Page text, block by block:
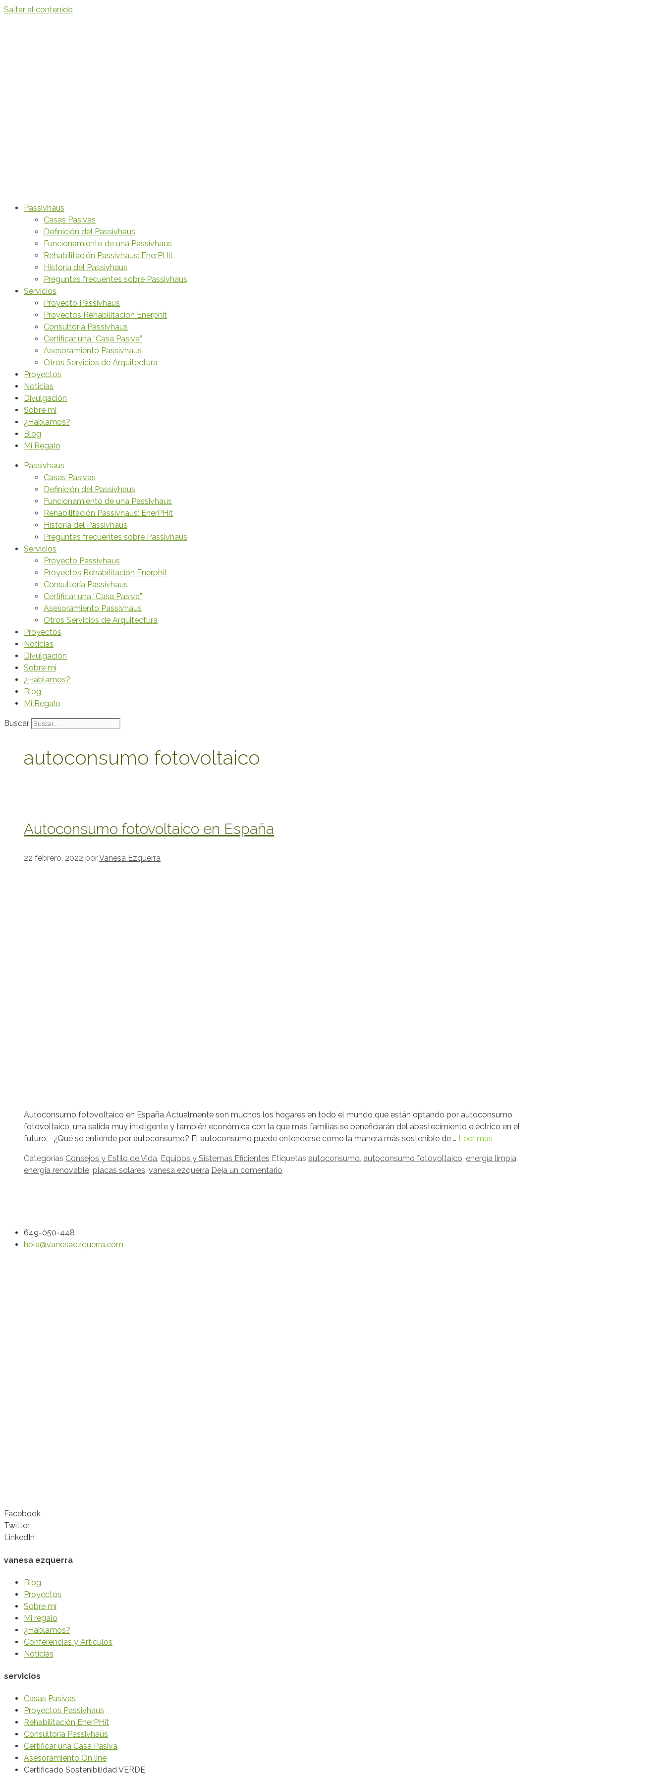
Saltar al contenido
Passivhaus
Casas Pasivas
Definición del Passivhaus
Funcionamiento de una Passivhaus
Rehabilitación Passivhaus: EnerPHit
Historia del Passivhaus
Preguntas frecuentes sobre Passivhaus
Servicios
Proyecto Passivhaus
Proyectos Rehabilitación Enerphit
Consultoría Passivhaus
Certificar una “Casa Pasiva”
Asesoramiento Passivhaus
Otros Servicios de Arquitectura
Proyectos
Noticias
Divulgación
Sobre mi
¿Hablamos?
Blog
Mi Regalo
Passivhaus
Casas Pasivas
Definición del Passivhaus
Funcionamiento de una Passivhaus
Rehabilitación Passivhaus: EnerPHit
Historia del Passivhaus
Preguntas frecuentes sobre Passivhaus
Servicios
Proyecto Passivhaus
Proyectos Rehabilitación Enerphit
Consultoría Passivhaus
Certificar una “Casa Pasiva”
Asesoramiento Passivhaus
Otros Servicios de Arquitectura
Proyectos
Noticias
Divulgación
Sobre mi
¿Hablamos?
Blog
Mi Regalo
Buscar
autoconsumo fotovoltaico
Autoconsumo fotovoltaico en España
22 febrero, 2022 porVanesa Ezquerra
Autoconsumo fotovoltaico en España Actualmente son muchos los hogares en todo el mundo que están optando por autoconsumo
fotovoltaico, una salida muy inteligente y también económica con la que más familias se beneficiarán del abastecimiento eléctrico en el
futuro. ¿Qué se entiende por autoconsumo? El autoconsumo puede entenderse como la manera más sostenible de … Leer más
Categorías Consejos y Estilo de Vida, Equipos y Sistemas Eficientes Etiquetas autoconsumo, autoconsumo fotovoltaico, energía limpia,
energia renovable, placas solares, vanesa ezquerra Deja un comentario
649-050-448
hola@vanesaezquerra.com
Facebook
Twitter
LinkedIn
vanesa ezquerra
Blog
Proyectos
Sobre mí
Mi regalo
¿Hablamos?
Conferencias y Artículos
Noticias
servicios
Casas Pasivas
Proyectos Passivhaus
Rehabilitación EnerPHit
Consultoría Passivhaus
Certificar una Casa Pasiva
Asesoramiento On line
Certificado Sostenibilidad VERDE